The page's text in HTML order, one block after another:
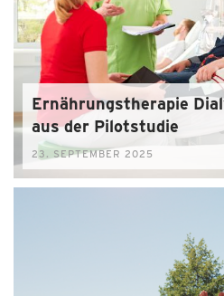
Ernährungstherapie
aus der Pilotstudie
23. SEPTEMBER 2025